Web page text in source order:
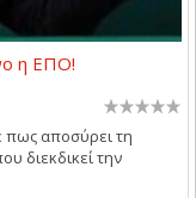
η ΕΠΟ!
πως αποσύρει τη
διεκδικεί την